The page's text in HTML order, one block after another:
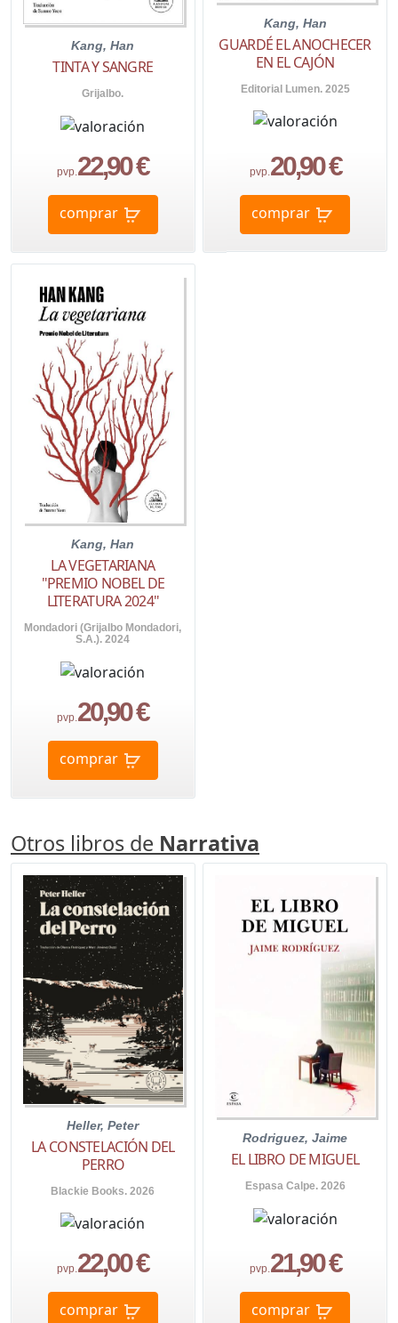
Kang, Han
TINTA Y SANGRE
Grijalbo.
pvp. 22,90 €
comprar
Kang, Han
GUARDÉ EL ANOCHECER
EN EL CAJÓN
Editorial Lumen. 2025
pvp. 20,90 €
comprar
Kang, Han
LA VEGETARIANA
"PREMIO NOBEL DE
LITERATURA 2024"
Mondadori (Grijalbo Mondadori,
S.A.). 2024
pvp.20,90 €
comprar
Otros libros de Narrativa
Heller, Peter
LA CONSTELACIÓN DEL
PERRO
Blackie Books. 2026
pvp.22,00 €
comprar
Rodriguez, Jaime
EL LIBRO DE MIGUEL
Espasa Calpe. 2026
pvp.21,90 €
comprar